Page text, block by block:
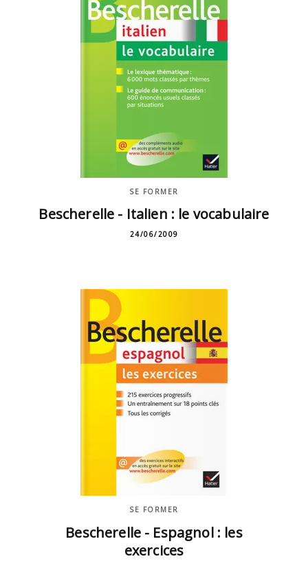
SE FORMER
Bescherelle - Italien : le vocabulaire
24/06/2009
SE FORMER
Bescherelle - Espagnol : les
exercices